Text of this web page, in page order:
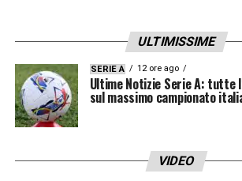
ULTIMISSIME
SERIE A 12 ore ago
Ultime Notizie Serie A: tutte
sul massimo campionato
VIDEO